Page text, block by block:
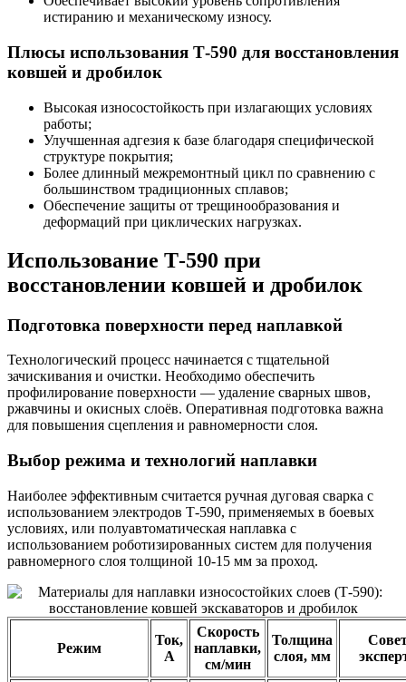
истиранию и механическому износу.
Плюсы использования Т-590 для восстановления
ковшей и дробилок
Высокая износостойкость при излагающих условиях
работы;
Улучшенная адгезия к базе благодаря специфической
структуре покрытия;
Более длинный межремонтный цикл по сравнению с
большинством традиционных сплавов;
Обеспечение защиты от трещинообразования и
деформаций при циклических нагрузках.
Использование Т-590 при
восстановлении ковшей и дробилок
Подготовка поверхности перед наплавкой
Технологический процесс начинается с тщательной
зачискивания и очистки. Необходимо обеспечить
профилирование поверхности — удаление сварных швов,
ржавчины и окисных слоёв. Оперативная подготовка важна
для повышения сцепления и равномерности слоя.
Выбор режима и технологий наплавки
Наиболее эффективным считается ручная дуговая сварка с
использованием электродов Т-590, применяемых в боевых
условиях, или полуавтоматическая наплавка с
использованием роботизированных систем для получения
равномерного слоя толщиной 10-15 мм за проход.
Режим
Ток,
А
Скорость
наплавки,
см/мин
Толщина
слоя, мм